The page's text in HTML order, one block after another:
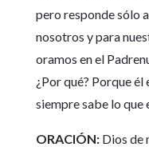
pero responde sólo
nosotros y para
oramos en el
¿Por qué? Porque él
siempre sabe lo que
ORACIÓN:Dios de